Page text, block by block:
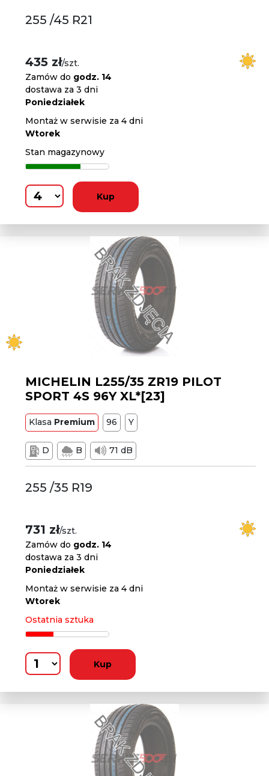
255 /45 R21
435 zł/szt.
Zamów do godz. 14
dostawa za 3 dni
Poniedziałek
Montaż w serwisie za 4 dni
Wtorek
Stan magazynowy
Kup
MICHELIN L255/35 ZR19 PILOT
SPORT 4S 96Y XL*[23]
Klasa Premium 96 Y
D B 71 dB
255 /35 R19
731 zł/szt.
Zamów do godz. 14
dostawa za 3 dni
Poniedziałek
Montaż w serwisie za 4 dni
Wtorek
Ostatnia sztuka
Kup